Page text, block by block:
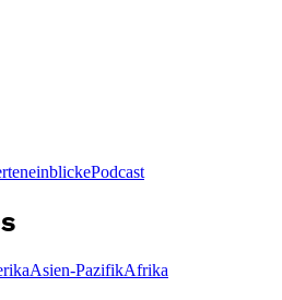
Podcast
Asien-PazifikAfrika